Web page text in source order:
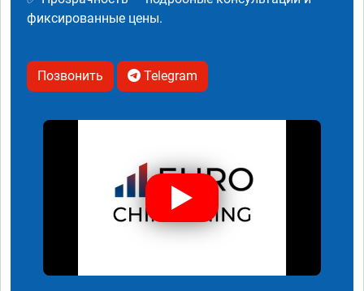
фиксированные цены.
Позвонить Telegram